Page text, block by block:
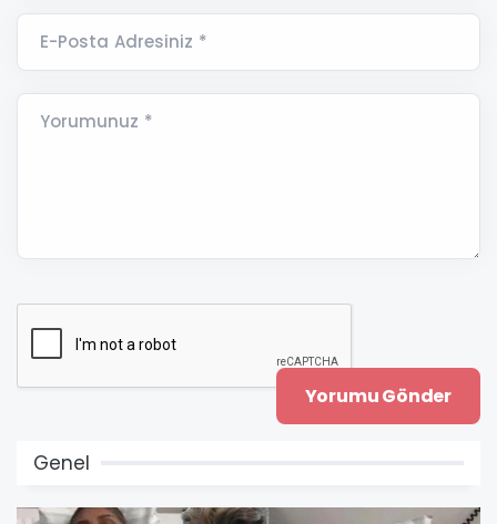
E-Posta Adresiniz *
Yorumunuz *
Genel